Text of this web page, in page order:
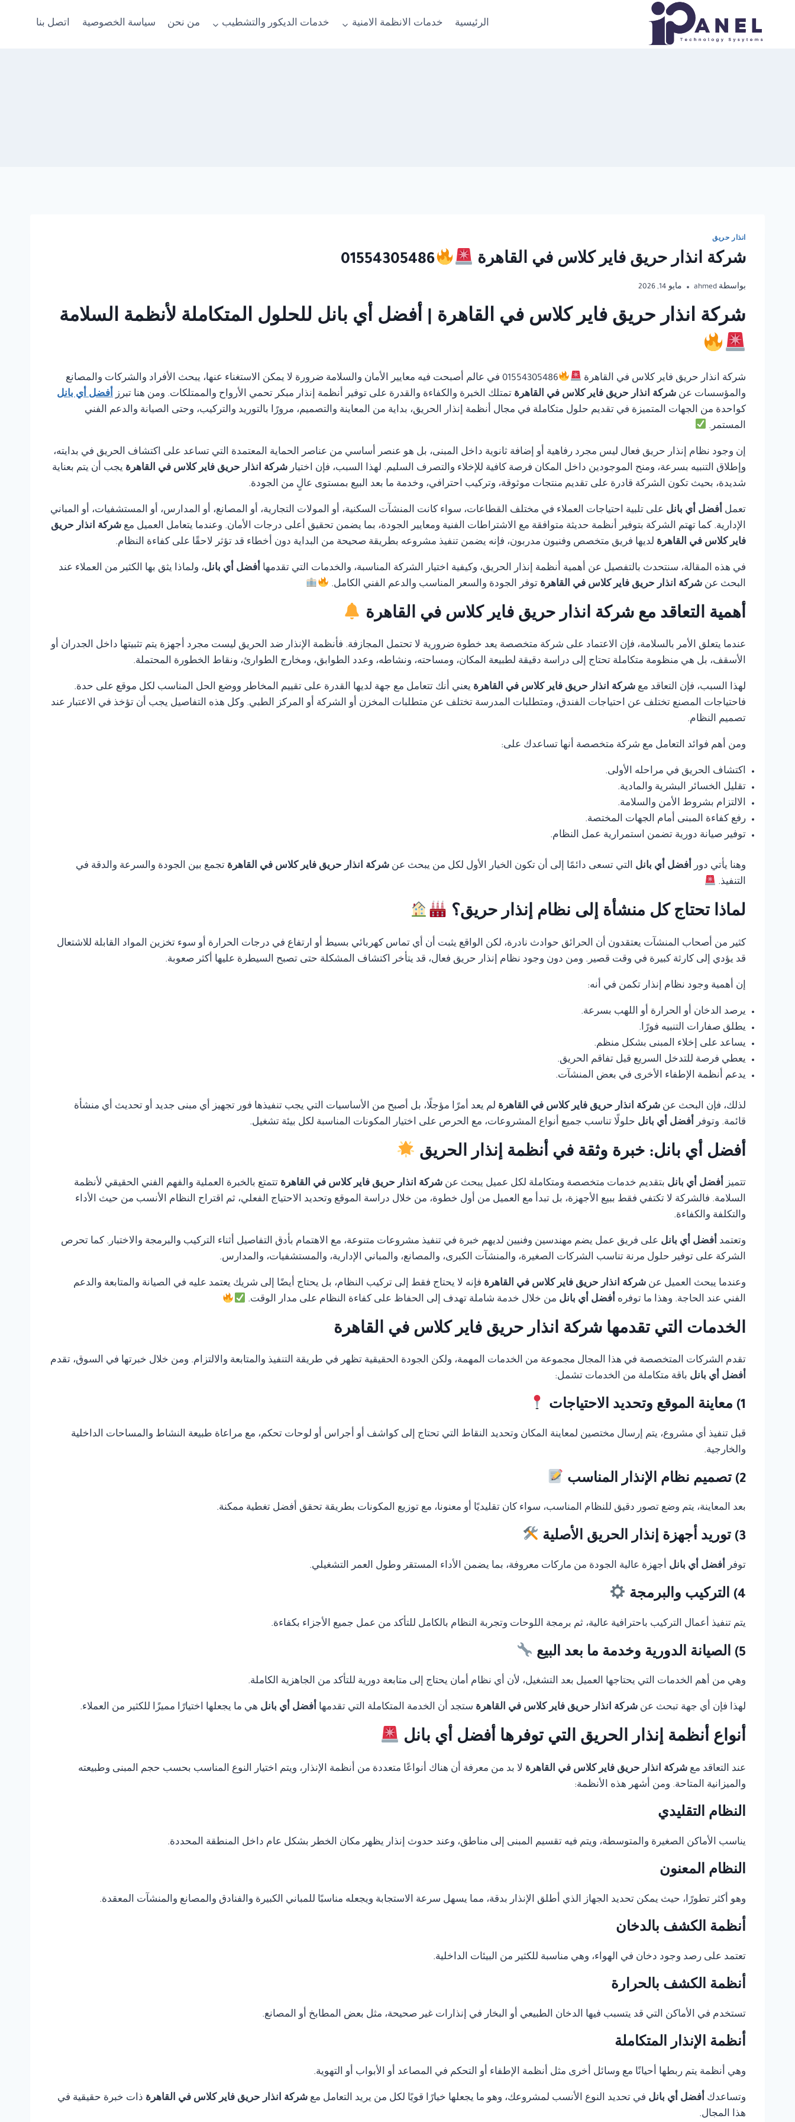
المحتوى
الرئيسية خدمات الانظمة الامنية خدمات الديكور والتشطيب من نحن سياسة الخصوصية اتصل بنا
انذار حريق
شركة انذار حريق فاير كلاس في القاهرة 01554305486
بواسطة ahmed مايو 14, 2026
شركة انذار حريق فاير كلاس في القاهرة | أفضل أي بانل للحلول المتكاملة لأنظمة السلامة
شركة انذار حريق فاير كلاس في القاهرة
01554305486 في عالم أصبحت فيه معايير الأمان والسلامة ضرورة لا يمكن الاستغناء عنها، يبحث الأفراد والشركات والمصانع
والمؤسسات عن شركة انذار حريق فاير كلاس في القاهرة تمتلك الخبرة والكفاءة والقدرة على توفير أنظمة إنذار مبكر تحمي الأرواح والممتلكات. ومن هنا تبرز أفضل أي بانل
كواحدة من الجهات المتميزة في تقديم حلول متكاملة في مجال أنظمة إنذار الحريق، بداية من المعاينة والتصميم، مرورًا بالتوريد والتركيب، وحتى الصيانة والدعم الفني
المستمر.
إن وجود نظام إنذار حريق فعال ليس مجرد رفاهية أو إضافة ثانوية داخل المبنى، بل هو عنصر أساسي من عناصر الحماية المعتمدة التي تساعد على اكتشاف الحريق في بدايته،
وإطلاق التنبيه بسرعة، ومنح الموجودين داخل المكان فرصة كافية للإخلاء والتصرف السليم. لهذا السبب، فإن اختيار شركة انذار حريق فاير كلاس في القاهرة يجب أن يتم بعناية
شديدة، بحيث تكون الشركة قادرة على تقديم منتجات موثوقة، وتركيب احترافي، وخدمة ما بعد البيع بمستوى عالٍ من الجودة.
تعمل أفضل أي بانل على تلبية احتياجات العملاء في مختلف القطاعات، سواء كانت المنشآت السكنية، أو المولات التجارية، أو المصانع، أو المدارس، أو المستشفيات، أو المباني
الإدارية. كما تهتم الشركة بتوفير أنظمة حديثة متوافقة مع الاشتراطات الفنية ومعايير الجودة، بما يضمن تحقيق أعلى درجات الأمان. وعندما يتعامل العميل مع شركة انذار حريق
فاير كلاس في القاهرة لديها فريق متخصص وفنيون مدربون، فإنه يضمن تنفيذ مشروعه بطريقة صحيحة من البداية دون أخطاء قد تؤثر لاحقًا على كفاءة النظام.
في هذه المقالة، سنتحدث بالتفصيل عن أهمية أنظمة إنذار الحريق، وكيفية اختيار الشركة المناسبة، والخدمات التي تقدمها أفضل أي بانل، ولماذا يثق بها الكثير من العملاء عند
البحث عن شركة انذار حريق فاير كلاس في القاهرة توفر الجودة والسعر المناسب والدعم الفني الكامل.
أهمية التعاقد مع شركة انذار حريق فاير كلاس في القاهرة
عندما يتعلق الأمر بالسلامة، فإن الاعتماد على شركة متخصصة يعد خطوة ضرورية لا تحتمل المجازفة. فأنظمة الإنذار ضد الحريق ليست مجرد أجهزة يتم تثبيتها داخل الجدران أو
الأسقف، بل هي منظومة متكاملة تحتاج إلى دراسة دقيقة لطبيعة المكان، ومساحته، ونشاطه، وعدد الطوابق، ومخارج الطوارئ، ونقاط الخطورة المحتملة.
لهذا السبب، فإن التعاقد مع شركة انذار حريق فاير كلاس في القاهرة يعني أنك تتعامل مع جهة لديها القدرة على تقييم المخاطر ووضع الحل المناسب لكل موقع على حدة.
فاحتياجات المصنع تختلف عن احتياجات الفندق، ومتطلبات المدرسة تختلف عن متطلبات المخزن أو الشركة أو المركز الطبي. وكل هذه التفاصيل يجب أن تؤخذ في الاعتبار عند
تصميم النظام.
ومن أهم فوائد التعامل مع شركة متخصصة أنها تساعدك على:
اكتشاف الحريق في مراحله الأولى.
تقليل الخسائر البشرية والمادية.
الالتزام بشروط الأمن والسلامة.
رفع كفاءة المبنى أمام الجهات المختصة.
توفير صيانة دورية تضمن استمرارية عمل النظام.
وهنا يأتي دور أفضل أي بانل التي تسعى دائمًا إلى أن تكون الخيار الأول لكل من يبحث عن شركة انذار حريق فاير كلاس في القاهرة تجمع بين الجودة والسرعة والدقة في
التنفيذ.
لماذا تحتاج كل منشأة إلى نظام إنذار حريق؟
كثير من أصحاب المنشآت يعتقدون أن الحرائق حوادث نادرة، لكن الواقع يثبت أن أي تماس كهربائي بسيط أو ارتفاع في درجات الحرارة أو سوء تخزين المواد القابلة للاشتعال
قد يؤدي إلى كارثة كبيرة في وقت قصير. ومن دون وجود نظام إنذار حريق فعال، قد يتأخر اكتشاف المشكلة حتى تصبح السيطرة عليها أكثر صعوبة.
إن أهمية وجود نظام إنذار تكمن في أنه:
يرصد الدخان أو الحرارة أو اللهب بسرعة.
يطلق صفارات التنبيه فورًا.
يساعد على إخلاء المبنى بشكل منظم.
يعطي فرصة للتدخل السريع قبل تفاقم الحريق.
يدعم أنظمة الإطفاء الأخرى في بعض المنشآت.
لذلك، فإن البحث عن شركة انذار حريق فاير كلاس في القاهرة لم يعد أمرًا مؤجلًا، بل أصبح من الأساسيات التي يجب تنفيذها فور تجهيز أي مبنى جديد أو تحديث أي منشأة
قائمة. وتوفر أفضل أي بانل حلولًا تناسب جميع أنواع المشروعات، مع الحرص على اختيار المكونات المناسبة لكل بيئة تشغيل.
أفضل أي بانل: خبرة وثقة في أنظمة إنذار الحريق
تتميز أفضل أي بانل بتقديم خدمات متخصصة ومتكاملة لكل عميل يبحث عن شركة انذار حريق فاير كلاس في القاهرة تتمتع بالخبرة العملية والفهم الفني الحقيقي لأنظمة
السلامة. فالشركة لا تكتفي فقط ببيع الأجهزة، بل تبدأ مع العميل من أول خطوة، من خلال دراسة الموقع وتحديد الاحتياج الفعلي، ثم اقتراح النظام الأنسب من حيث الأداء
والتكلفة والكفاءة.
وتعتمد أفضل أي بانل على فريق عمل يضم مهندسين وفنيين لديهم خبرة في تنفيذ مشروعات متنوعة، مع الاهتمام بأدق التفاصيل أثناء التركيب والبرمجة والاختبار. كما تحرص
الشركة على توفير حلول مرنة تناسب الشركات الصغيرة، والمنشآت الكبرى، والمصانع، والمباني الإدارية، والمستشفيات، والمدارس.
وعندما يبحث العميل عن شركة انذار حريق فاير كلاس في القاهرة فإنه لا يحتاج فقط إلى تركيب النظام، بل يحتاج أيضًا إلى شريك يعتمد عليه في الصيانة والمتابعة والدعم
الفني عند الحاجة. وهذا ما توفره أفضل أي بانل من خلال خدمة شاملة تهدف إلى الحفاظ على كفاءة النظام على مدار الوقت.
الخدمات التي تقدمها شركة انذار حريق فاير كلاس في القاهرة
تقدم الشركات المتخصصة في هذا المجال مجموعة من الخدمات المهمة، ولكن الجودة الحقيقية تظهر في طريقة التنفيذ والمتابعة والالتزام. ومن خلال خبرتها في السوق، تقدم
أفضل أي بانل باقة متكاملة من الخدمات تشمل:
1) معاينة الموقع وتحديد الاحتياجات
قبل تنفيذ أي مشروع، يتم إرسال مختصين لمعاينة المكان وتحديد النقاط التي تحتاج إلى كواشف أو أجراس أو لوحات تحكم، مع مراعاة طبيعة النشاط والمساحات الداخلية
والخارجية.
2) تصميم نظام الإنذار المناسب
بعد المعاينة، يتم وضع تصور دقيق للنظام المناسب، سواء كان تقليديًا أو معنونا، مع توزيع المكونات بطريقة تحقق أفضل تغطية ممكنة.
3) توريد أجهزة إنذار الحريق الأصلية
توفر أفضل أي بانل أجهزة عالية الجودة من ماركات معروفة، بما يضمن الأداء المستقر وطول العمر التشغيلي.
4) التركيب والبرمجة
يتم تنفيذ أعمال التركيب باحترافية عالية، ثم برمجة اللوحات وتجربة النظام بالكامل للتأكد من عمل جميع الأجزاء بكفاءة.
5) الصيانة الدورية وخدمة ما بعد البيع
وهي من أهم الخدمات التي يحتاجها العميل بعد التشغيل، لأن أي نظام أمان يحتاج إلى متابعة دورية للتأكد من الجاهزية الكاملة.
لهذا فإن أي جهة تبحث عن شركة انذار حريق فاير كلاس في القاهرة ستجد أن الخدمة المتكاملة التي تقدمها أفضل أي بانل هي ما يجعلها اختيارًا مميزًا للكثير من العملاء.
أنواع أنظمة إنذار الحريق التي توفرها أفضل أي بانل
عند التعاقد مع شركة انذار حريق فاير كلاس في القاهرة لا بد من معرفة أن هناك أنواعًا متعددة من أنظمة الإنذار، ويتم اختيار النوع المناسب بحسب حجم المبنى وطبيعته
والميزانية المتاحة. ومن أشهر هذه الأنظمة:
النظام التقليدي
يناسب الأماكن الصغيرة والمتوسطة، ويتم فيه تقسيم المبنى إلى مناطق، وعند حدوث إنذار يظهر مكان الخطر بشكل عام داخل المنطقة المحددة.
النظام المعنون
وهو أكثر تطورًا، حيث يمكن تحديد الجهاز الذي أطلق الإنذار بدقة، مما يسهل سرعة الاستجابة ويجعله مناسبًا للمباني الكبيرة والفنادق والمصانع والمنشآت المعقدة.
أنظمة الكشف بالدخان
تعتمد على رصد وجود دخان في الهواء، وهي مناسبة للكثير من البيئات الداخلية.
أنظمة الكشف بالحرارة
تستخدم في الأماكن التي قد يتسبب فيها الدخان الطبيعي أو البخار في إنذارات غير صحيحة، مثل بعض المطابخ أو المصانع.
أنظمة الإنذار المتكاملة
وهي أنظمة يتم ربطها أحيانًا مع وسائل أخرى مثل أنظمة الإطفاء أو التحكم في المصاعد أو الأبواب أو التهوية.
وتساعدك أفضل أي بانل في تحديد النوع الأنسب لمشروعك، وهو ما يجعلها خيارًا قويًا لكل من يريد التعامل مع شركة انذار حريق فاير كلاس في القاهرة ذات خبرة حقيقية في
هذا المجال.